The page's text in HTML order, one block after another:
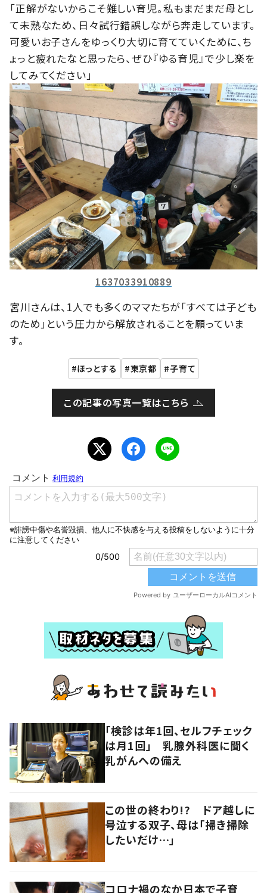
「正解がないからこそ難しい育児。私もまだまだ母とし
て未熟なため、日々試行錯誤しながら奔走しています。
可愛いお子さんをゆっくり大切に育てていくために、ち
ょっと疲れたなと思ったら、ぜひ『ゆる育児』で少し楽を
してみてください」
1637033910889
宮川さんは、1人でも多くのママたちが「すべては子ども
のため」という圧力から解放されることを願っていま
す。
ほっとする 東京都 子育て
この記事の写真一覧はこちら
「検診は年1回、セルフチェック
は月1回」 乳腺外科医に聞く
乳がんへの備え
この世の終わり!? ドア越しに
号泣する双子、母は「掃き掃除
したいだけ…」
コロナ禍のなか日本で子育